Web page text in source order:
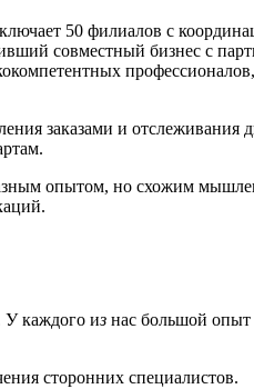
50 филиалов с
совместный бизнес с
заказами и отслеживания
опытом, но схожим
У каждого из нас большой
сторонних специалистов.